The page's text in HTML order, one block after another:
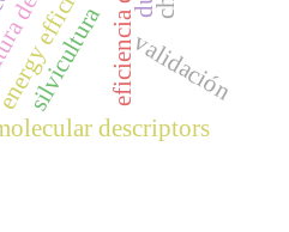
descriptors
silvicultura validación